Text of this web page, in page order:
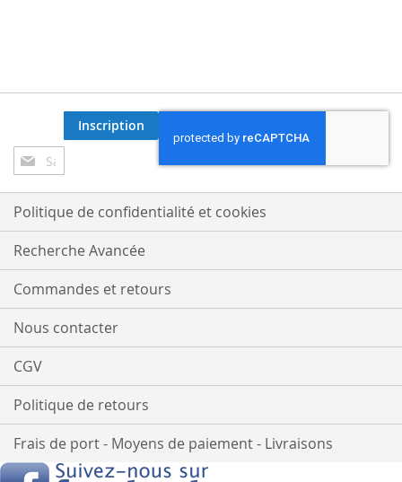
Inscription
à
notre
lettre
d’information
:
Inscription
Politique de confidentialité et cookies
Recherche Avancée
Commandes et retours
Nous contacter
CGV
Politique de retours
Frais de port - Moyens de paiement - Livraisons